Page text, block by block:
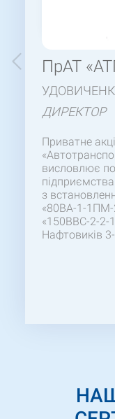
ПрАТ
ДИРЕКТОР
Приватне
висловлює
з
«80ВА-1-1ПМ-
«150ВВС-2-2-
Нафтовиків